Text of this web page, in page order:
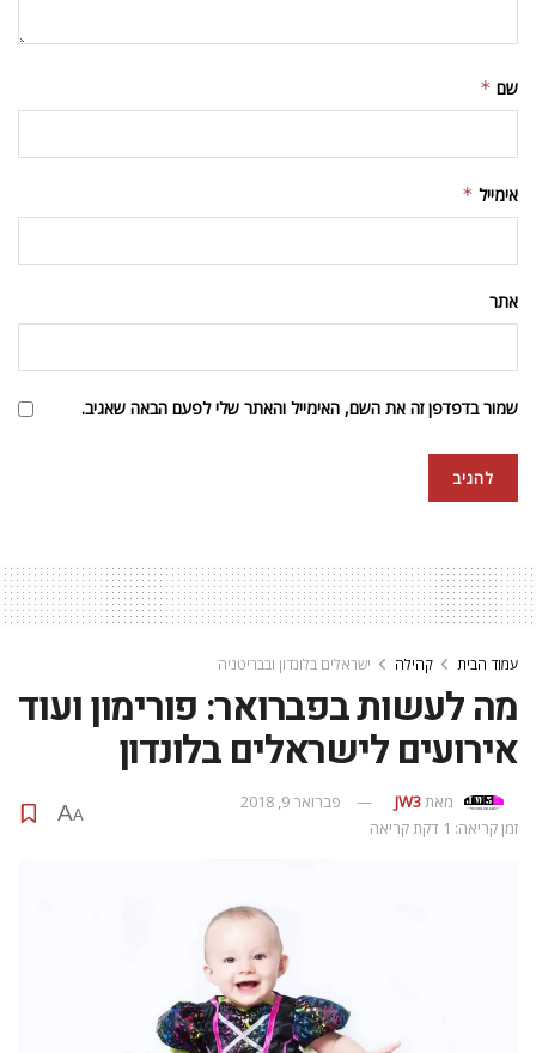
שם *
אימייל *
אתר
שמור בדפדפן זה את השם, האימייל והאתר שלי לפעם הבאה שאגיב.
עמוד הבית קהילה ישראלים בלונדון ובבריטניה
מה לעשות בפברואר: פורימון ועוד
אירועים לישראלים בלונדון
מאתJW3
פברואר 9, 2018
זמן קריאה: 1 דקת קריאה
A
A